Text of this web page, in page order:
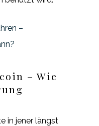
–
– Wie
in jener längst